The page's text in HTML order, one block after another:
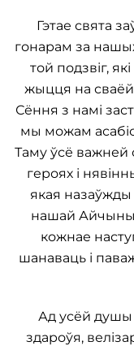
Гэтае свята
гонарам за
той подзвіг,
жыцця на сваёй
Сёння з намі
мы можам
Таму ўсё важней
героях і
якая назаўжды
нашай
кожнае
шанаваць і
Ад усёй
здароўя,